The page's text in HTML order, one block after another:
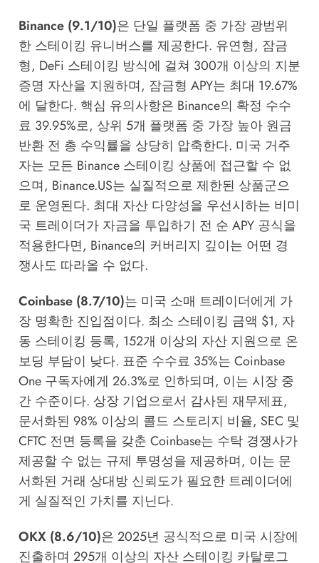
Binance (9.1/10)은 단일 플랫폼 중 가장 광범위
한 스테이킹 유니버스를 제공한다. 유연형, 잠금
형, DeFi 스테이킹 방식에 걸쳐 300개 이상의 지분
증명 자산을 지원하며, 잠금형 APY는 최대 19.67%
에 달한다. 핵심 유의사항은 Binance의 확정 수수
료 39.95%로, 상위 5개 플랫폼 중 가장 높아 원금
반환 전 총 수익률을 상당히 압축한다. 미국 거주
자는 모든 Binance 스테이킹 상품에 접근할 수 없
으며, Binance.US는 실질적으로 제한된 상품군으
로 운영된다. 최대 자산 다양성을 우선시하는 비미
국 트레이더가 자금을 투입하기 전 순 APY 공식을
적용한다면, Binance의 커버리지 깊이는 어떤 경
쟁사도 따라올 수 없다.
Coinbase (8.7/10)는 미국 소매 트레이더에게 가
장 명확한 진입점이다. 최소 스테이킹 금액 $1, 자
동 스테이킹 등록, 152개 이상의 자산 지원으로 온
보딩 부담이 낮다. 표준 수수료 35%는 Coinbase
One 구독자에게 26.3%로 인하되며, 이는 시장 중
간 수준이다. 상장 기업으로서 감사된 재무제표,
문서화된 98% 이상의 콜드 스토리지 비율, SEC 및
CFTC 전면 등록을 갖춘 Coinbase는 수탁 경쟁사가
제공할 수 없는 규제 투명성을 제공하며, 이는 문
서화된 거래 상대방 신뢰도가 필요한 트레이더에
게 실질적인 가치를 지닌다.
OKX (8.6/10)은 2025년 공식적으로 미국 시장에
진출하며 295개 이상의 자산 스테이킹 카탈로그